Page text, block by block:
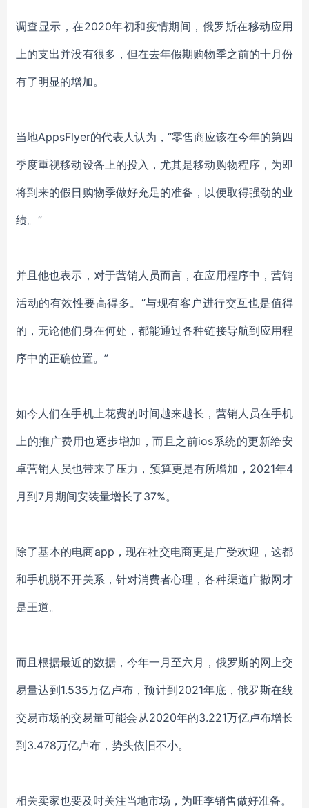
调查显示，在2020年初和疫情期间，俄罗斯在移动应用
上的支出并没有很多，但在去年假期购物季之前的十月份
有了明显的增加。
当地AppsFlyer的代表人认为，“零售商应该在今年的第四
季度重视移动设备上的投入，尤其是移动购物程序，为即
将到来的假日购物季做好充足的准备，以便取得强劲的业
绩。”
并且他也表示， 对于营销人员而言，在应用程序中，营销
活动的有效性要高得多。 “与现有客户进行交互也是值得
的，无论他们身在何处，都能通过各种链接导航到应用程
序中的正确位置。 ”
如今人们在手机上花费的时间越来越长，营销人员在手机
上的推广费用也逐步增加，而且之前ios系统的更新给安
卓营销人员也带来了压力，预算更是有所增加，2021年4
月到7月期间安装量增长了37%。
除了基本的电商app，现在社交电商更是广受欢迎，这都
和手机脱不开关系，针对消费者心理，各种渠道广撒网才
是王道。
而且根据最近的数据，今年一月至六月，俄罗斯的网上交
易量达到1.535万亿卢布，预计到2021年底，俄罗斯在线
交易市场的交易量可能会从2020年的3.221万亿卢布增长
到3.478万亿卢布 ， 势头依旧不小。
相关卖家也要及时关注当地市场，为旺季销售做好准备。